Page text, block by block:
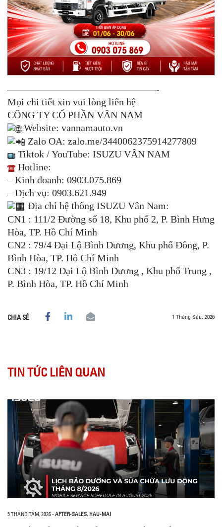
———————————————-
Mọi chi tiết xin vui lòng liên hệ
CÔNG TY CỔ PHẦN VÂN NAM
Website: vannamauto.vn
Zalo OA: zalo.me/3440062375914277809
Tiktok / YouTube: ISUZU VÂN NAM
Hotline:
– Kinh doanh: 0903.075.869
– Dịch vụ: 0903.621.949
Địa chỉ hệ thống ISUZU Vân Nam:
CN1 : 111/2 Đường số 18, Khu phố 2, P. Bình Hưng
Hòa, TP. Hồ Chí Minh
CN2 : 79/4 Đại Lộ Bình Dương, Khu phố Đông, P.
Bình Hòa, TP. Hồ Chí Minh
CN3 : 19/12 Đại Lộ Bình Dương , Khu phố Trung ,
P. Bình Hòa, TP. Hồ Chí Minh
CHIA SẺ 1 Tháng Sáu, 2026
TIN TỨC LIÊN QUAN
5 THÁNG TÁM, 2026- AFTER-SALES, HAU-MAI